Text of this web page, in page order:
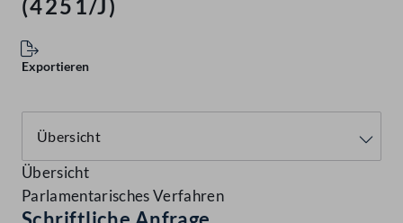
(4251/J)
Exportieren
Übersicht
Parlamentarisches Verfahren